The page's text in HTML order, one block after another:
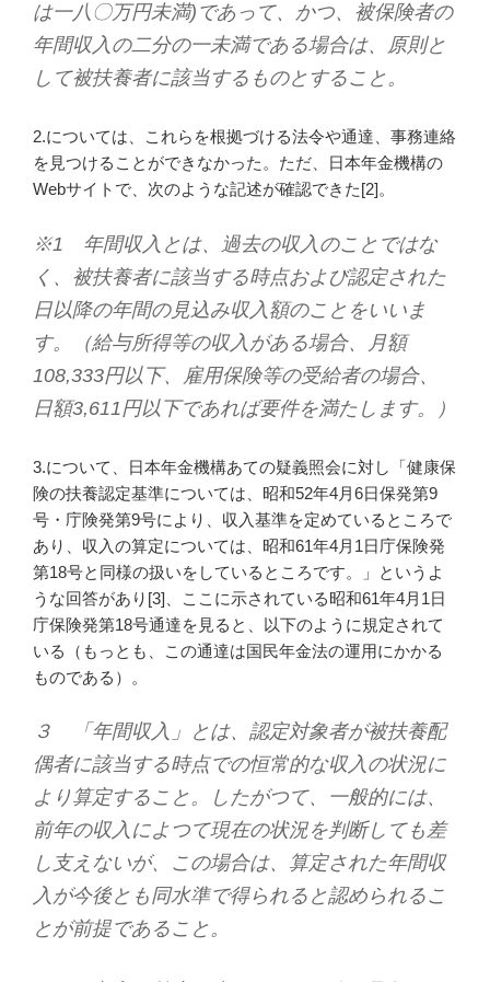
は一八〇万円未満)であって、かつ、被保険者の
年間収入の二分の一未満である場合は、原則と
して被扶養者に該当するものとすること。
2.については、これらを根拠づける法令や通達、事務連絡
を見つけることができなかった。ただ、日本年金機構の
Webサイトで、次のような記述が確認できた[2]。
※1 年間収入とは、過去の収入のことではな
く、被扶養者に該当する時点および認定された
日以降の年間の見込み収入額のことをいいま
す。（給与所得等の収入がある場合、月額
108,333円以下、雇用保険等の受給者の場合、
日額3,611円以下であれば要件を満たします。）
3.について、日本年金機構あての疑義照会に対し「健康保
険の扶養認定基準については、昭和52年4月6日保発第9
号・庁険発第9号により、収入基準を定めているところで
あり、収入の算定については、昭和61年4月1日庁保険発
第18号と同様の扱いをしているところです。」というよ
うな回答があり[3]、ここに示されている昭和61年4月1日
庁保険発第18号通達を見ると、以下のように規定されて
いる（もっとも、この通達は国民年金法の運用にかかる
ものである）。
３ 「年間収入」とは、認定対象者が被扶養配
偶者に該当する時点での恒常的な収入の状況に
より算定すること。したがつて、一般的には、
前年の収入によつて現在の状況を判断しても差
し支えないが、この場合は、算定された年間収
入が今後とも同水準で得られると認められるこ
とが前提であること。